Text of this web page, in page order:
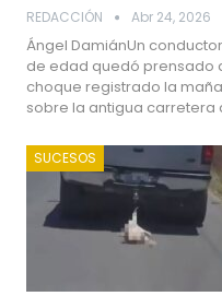
REDACCIÓN Abr 24, 2026
Ángel DamiánUn
de edad quedó prensado
choque registrado la
sobre la antigua carretera
SUCESOS